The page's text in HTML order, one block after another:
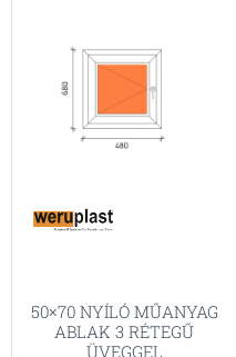
50×70 NYÍLÓ MŰANYAG
ABLAK 3 RÉTEGŰ
ÜVEGGEL